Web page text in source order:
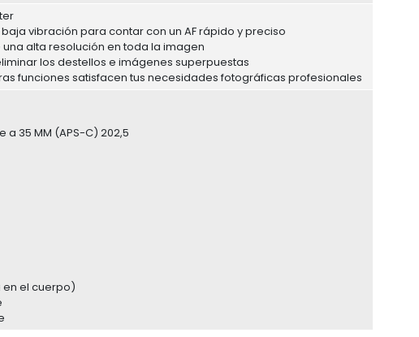
vibración para contar con un AF rápido y preciso
una alta resolución en toda la imagen
los destellos e imágenes superpuestas
funciones satisfacen tus necesidades fotográficas profesionales
35 MM (APS-C) 202,5
el cuerpo)